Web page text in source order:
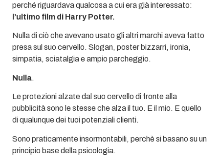
perché riguardava qualcosa a cui era già interessato:
l’ultimo film di Harry Potter.
Nulla di ciò che avevano usato gli altri marchi aveva fatto
presa sul suo cervello. Slogan, poster bizzarri, ironia,
simpatia, sciatalgia e ampio parcheggio.
Nulla.
Le protezioni alzate dal suo cervello di fronte alla
pubblicità sono le stesse che alza il tuo. E il mio. E quello
di qualunque dei tuoi potenziali clienti.
Sono praticamente insormontabili, perchè si basano su un
principio base della psicologia.